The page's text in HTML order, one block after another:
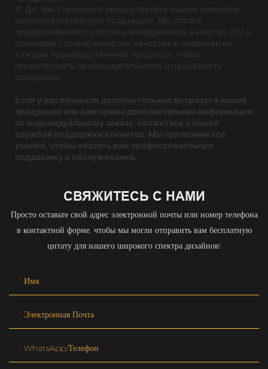
A: Да, мы стремимся предоставлять нашим клиентам
высококачественную продукцию. Мы строго
придерживаемся системы менеджмента качества ISO и
проводим строгий контроль качества и проверки на
каждом производственном процессе, чтобы
гарантировать производительность и надежность
продукции.
Если у вас возникли дополнительные вопросы о нашей
продукции или вам нужна дополнительная информация
по индивидуальному заказу, свяжитесь с нашей
службой поддержки клиентов. Мы приложим все
усилия, чтобы оказать вам профессиональную
поддержку и обслуживание.
СВЯЖИТЕСЬ С НАМИ
Просто оставьте свой адрес электронной почты или номер телефона
в контактной форме, чтобы мы могли отправить вам бесплатную
цитату для нашего широкого спектра дизайнов!
Имя
Электронная Почта
WhatsApp/телефон